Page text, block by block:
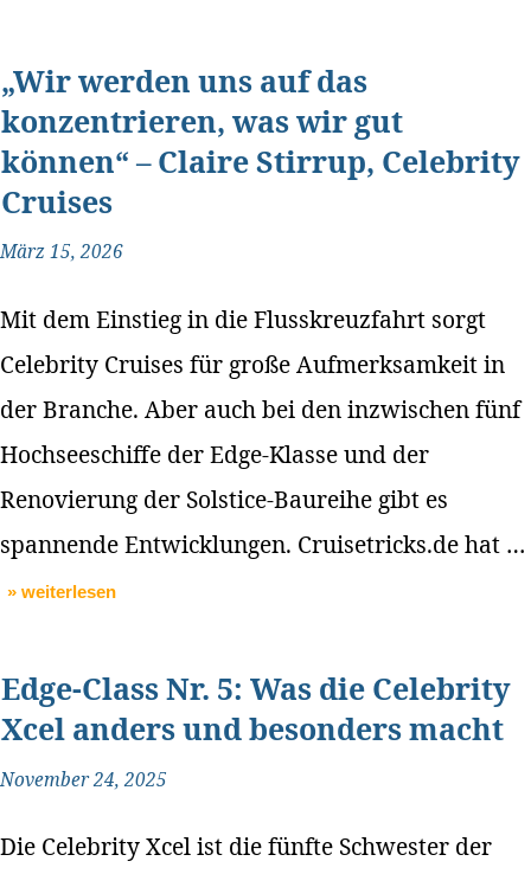
„Wir werden uns auf das
konzentrieren, was wir gut
können“ – Claire Stirrup, Celebrity
Cruises
März 15, 2026
Mit dem Einstieg in die Flusskreuzfahrt sorgt
Celebrity Cruises für große Aufmerksamkeit in
der Branche. Aber auch bei den inzwischen fünf
Hochseeschiffe der Edge-Klasse und der
Renovierung der Solstice-Baureihe gibt es
spannende Entwicklungen. Cruisetricks.de hat …
» weiterlesen
Edge-Class Nr. 5: Was die Celebrity
Xcel anders und besonders macht
November 24, 2025
Die Celebrity Xcel ist die fünfte Schwester der